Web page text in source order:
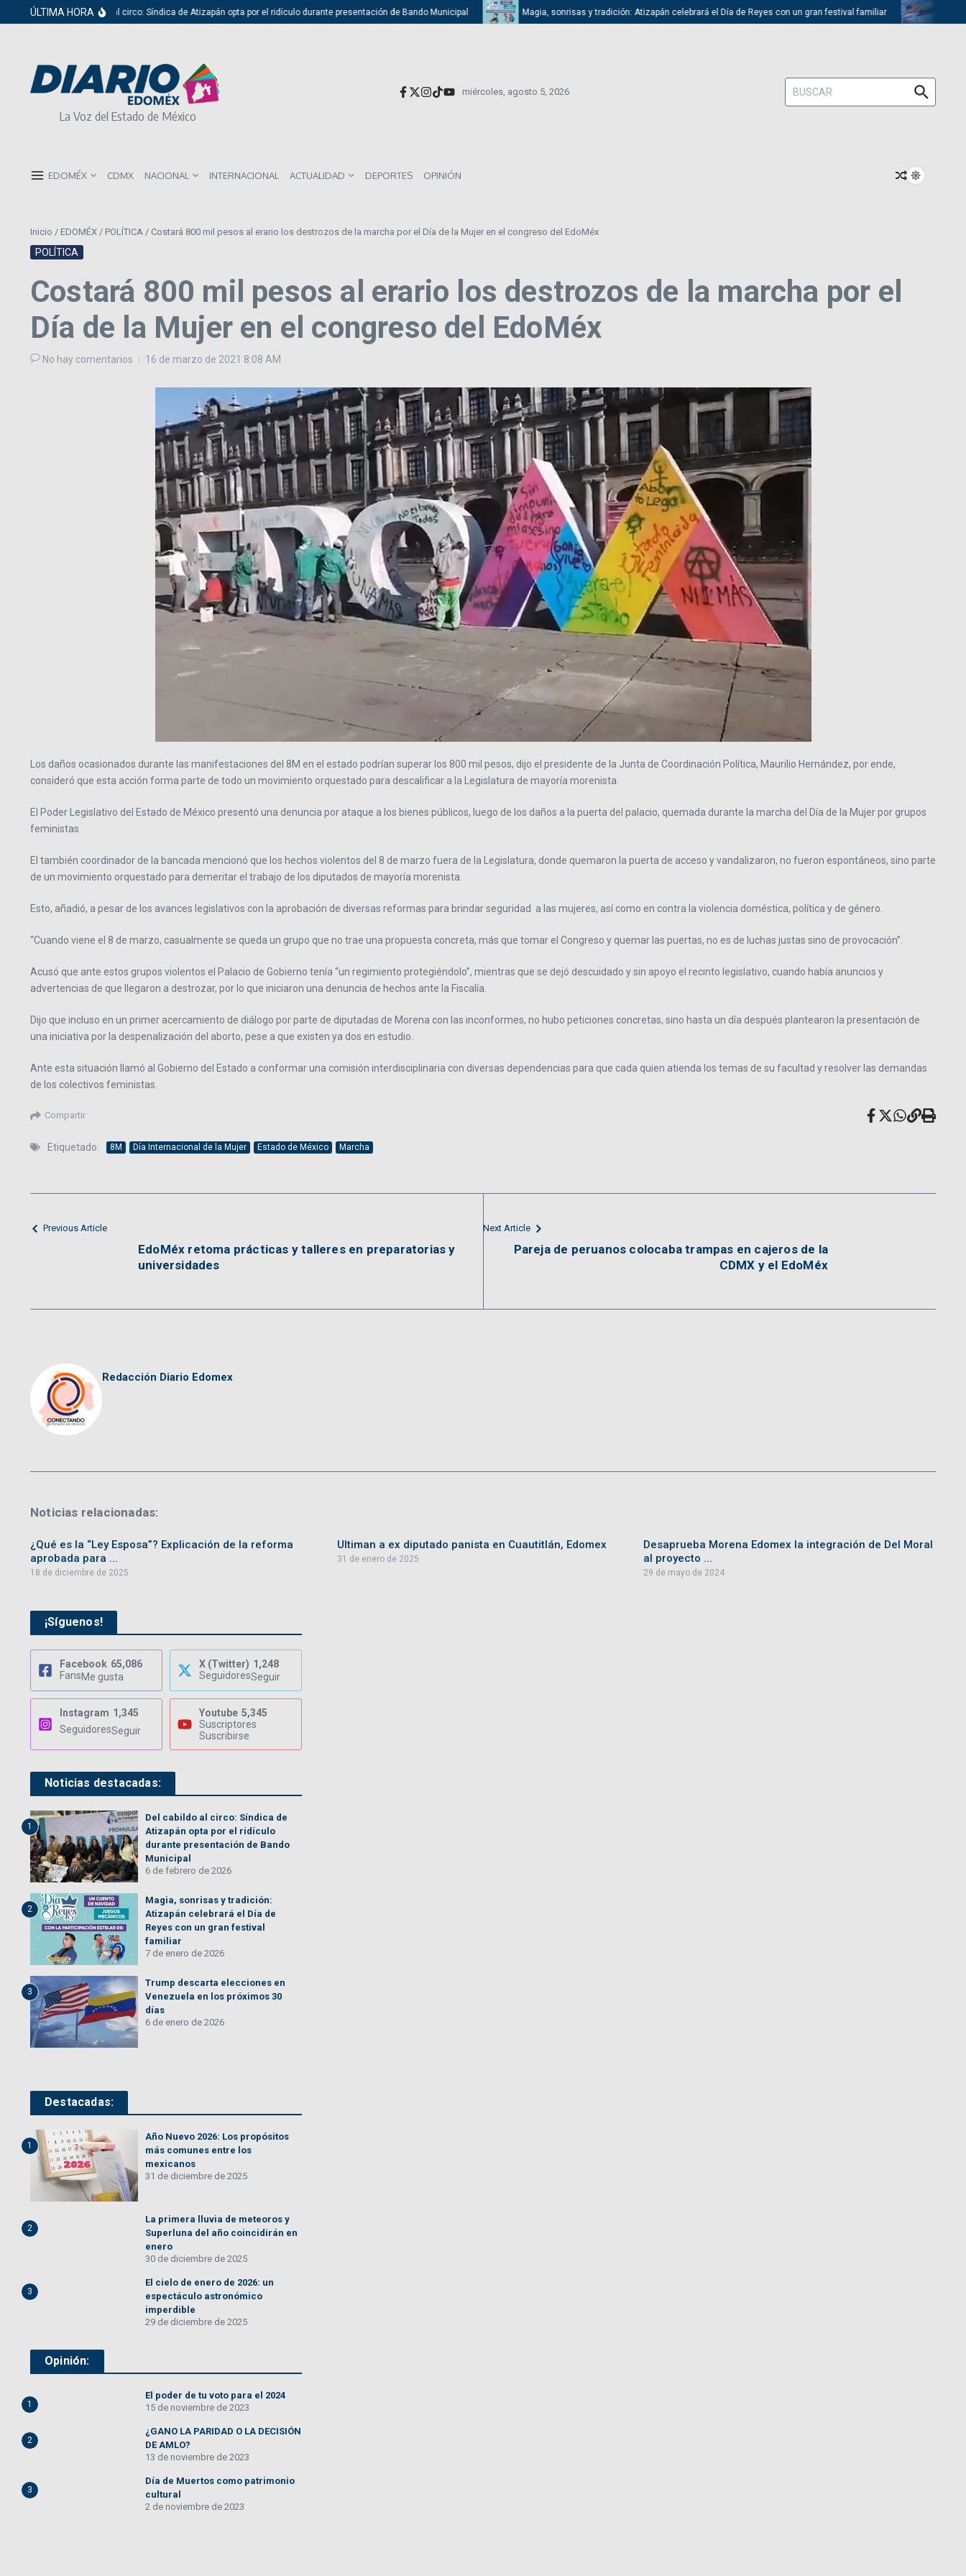
Saltar al contenido
ÚLTIMA HORA
Del cabildo al circo: Síndica de Atizapán opta por el ridículo durante presentación de Bando Municipal Magia, sonrisas y tradición: Atizapán celebrará el Día de Reyes con un gran festival familiar Trump
La Voz del Estado de México
miércoles, agosto 5, 2026
Buscar:
EDOMÉX CDMX NACIONAL INTERNACIONAL ACTUALIDAD DEPORTES OPINIÓN
Inicio / EDOMÉX / POLÍTICA / Costará 800 mil pesos al erario los destrozos de la marcha por el Día de la Mujer en el congreso del EdoMéx
POLÍTICA
Costará 800 mil pesos al erario los destrozos de la marcha por el
Día de la Mujer en el congreso del EdoMéx
No hay comentarios 16 de marzo de 2021 8:08 AM
Los daños ocasionados durante las manifestaciones del 8M en el estado podrían superar los 800 mil pesos, dijo el presidente de la Junta de Coordinación Política, Maurilio Hernández, por ende,
consideró que esta acción forma parte de todo un movimiento orquestado para descalificar a la Legislatura de mayoría morenista.
El Poder Legislativo del Estado de México presentó una denuncia por ataque a los bienes públicos, luego de los daños a la puerta del palacio, quemada durante la marcha del Día de la Mujer por grupos
feministas.
El también coordinador de la bancada mencionó que los hechos violentos del 8 de marzo fuera de la Legislatura, donde quemaron la puerta de acceso y vandalizaron, no fueron espontáneos, sino parte
de un movimiento orquestado para demeritar el trabajo de los diputados de mayoría morenista.
Esto, añadió, a pesar de los avances legislativos con la aprobación de diversas reformas para brindar seguridad a las mujeres, así como en contra la violencia doméstica, política y de género.
“Cuando viene el 8 de marzo, casualmente se queda un grupo que no trae una propuesta concreta, más que tomar el Congreso y quemar las puertas, no es de luchas justas sino de provocación”.
Acusó que ante estos grupos violentos el Palacio de Gobierno tenía “un regimiento protegiéndolo”, mientras que se dejó descuidado y sin apoyo el recinto legislativo, cuando había anuncios y
advertencias de que llegaron a destrozar, por lo que iniciaron una denuncia de hechos ante la Fiscalía.
Dijo que incluso en un primer acercamiento de diálogo por parte de diputadas de Morena con las inconformes, no hubo peticiones concretas, sino hasta un día después plantearon la presentación de
una iniciativa por la despenalización del aborto, pese a que existen ya dos en estudio.
Ante esta situación llamó al Gobierno del Estado a conformar una comisión interdisciplinaria con diversas dependencias para que cada quien atienda los temas de su facultad y resolver las demandas
de los colectivos feministas.
Compartir
Etiquetado: 8M Día Internacional de la Mujer Estado de México Marcha
Previous Article
EdoMéx retoma prácticas y talleres en preparatorias y
universidades
Next Article
Pareja de peruanos colocaba trampas en cajeros de la
CDMX y el EdoMéx
Redacción Diario Edomex
Noticias relacionadas:
¿Qué es la “Ley Esposa”? Explicación de la reforma
aprobada para ...
18 de diciembre de 2025
Ultiman a ex diputado panista en Cuautitlán, Edomex
31 de enero de 2025
Desaprueba Morena Edomex la integración de Del Moral
al proyecto ...
29 de mayo de 2024
¡Síguenos!
Facebook 65,086
FansMe gusta
X (Twitter) 1,248
SeguidoresSeguir
Instagram 1,345
SeguidoresSeguir
Youtube 5,345
Suscriptores
Suscribirse
Noticias destacadas:
1
Del cabildo al circo: Síndica de
Atizapán opta por el ridículo
durante presentación de Bando
Municipal
6 de febrero de 2026
2
Magia, sonrisas y tradición:
Atizapán celebrará el Día de
Reyes con un gran festival
familiar
7 de enero de 2026
3
Trump descarta elecciones en
Venezuela en los próximos 30
días
6 de enero de 2026
Destacadas:
1
Año Nuevo 2026: Los propósitos
más comunes entre los
mexicanos
31 de diciembre de 2025
2
La primera lluvia de meteoros y
Superluna del año coincidirán en
enero
30 de diciembre de 2025
3
El cielo de enero de 2026: un
espectáculo astronómico
imperdible
29 de diciembre de 2025
Opinión:
1
El poder de tu voto para el 2024
15 de noviembre de 2023
2
¿GANO LA PARIDAD O LA DECISIÓN
DE AMLO?
13 de noviembre de 2023
3
Día de Muertos como patrimonio
cultural
2 de noviembre de 2023